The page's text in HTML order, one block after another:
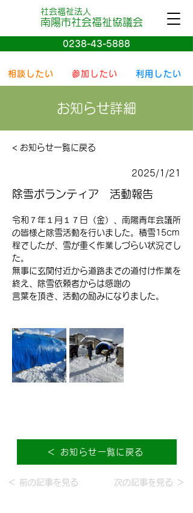
社会福祉法人
南陽市社会福祉協議会
0238-43-5888
参加したい 利用したい
相談したい
お知らせ詳細
< お知らせ一覧に戻る
2025/1/21
除雪ボランティア 活動報告
令和７年１月１７日（金）、南陽青年会議所
の皆様と除雪活動を行いました。積雪15cm
程でしたが、雪が重く作業しづらい状況でし
た。
無事に玄関付近から道路までの道付け作業を
終え、除雪依頼者からは感謝の
言葉を頂き、活動の励みになりました。
＜ お知らせ一覧に戻る
＜ 前の記事を見る 次の記事を見る ＞